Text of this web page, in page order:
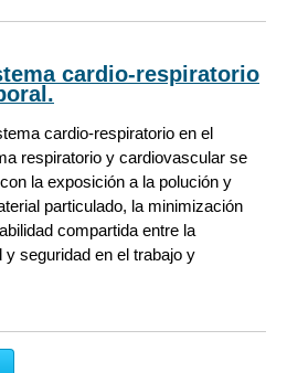
cardio-respiratorio
cardio-respiratorio en el
respiratorio y cardiovascular se
la exposición a la polución y
particulado, la minimización
compartida entre la
seguridad en el trabajo y